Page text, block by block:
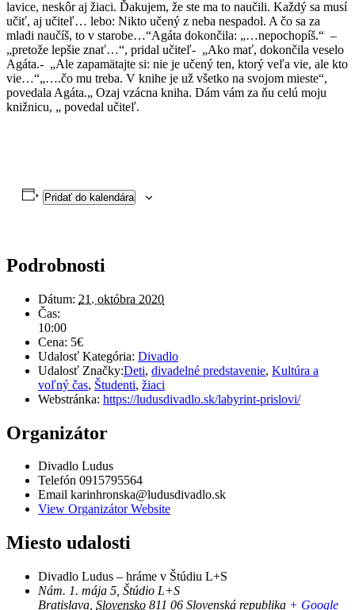
lavice, neskôr aj žiaci. Ďakujem, že ste ma to naučili. Každý sa musí
učiť, aj učiteľ… lebo: Nikto učený z neba nespadol. A čo sa za
mladi naučíš, to v starobe…“Agáta dokončila: „…nepochopíš.“ –
„pretože lepšie znať…“, pridal učiteľ- „Ako mať, dokončila veselo
Agáta.- „Ale zapamätajte si: nie je učený ten, ktorý veľa vie, ale kto
vie…“„….čo mu treba. V knihe je už všetko na svojom mieste“,
povedala Agáta.„ Ozaj vzácna kniha. Dám vám za ňu celú moju
knižnicu, „ povedal učiteľ.
Pridať do kalendára
Podrobnosti
Dátum: 21. októbra 2020
Čas:
10:00
Cena: 5€
Udalosť Kategória: Divadlo
Udalosť Značky:Deti, divadelné predstavenie, Kultúra a
voľný čas, Študenti, žiaci
Webstránka: https://ludusdivadlo.sk/labyrint-prislovi/
Organizátor
Divadlo Ludus
Telefón 0915795564
Email karinhronska@ludusdivadlo.sk
View Organizátor Website
Miesto udalosti
Divadlo Ludus – hráme v Štúdiu L+S
Nám. 1. mája 5, Štúdio L+S
Bratislava Slovensko 811 06 Slovenská republika + Google